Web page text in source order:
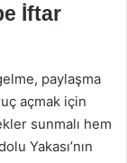
İftar
paylaşma
açmak için
sunmalı hem
Yakası’nın